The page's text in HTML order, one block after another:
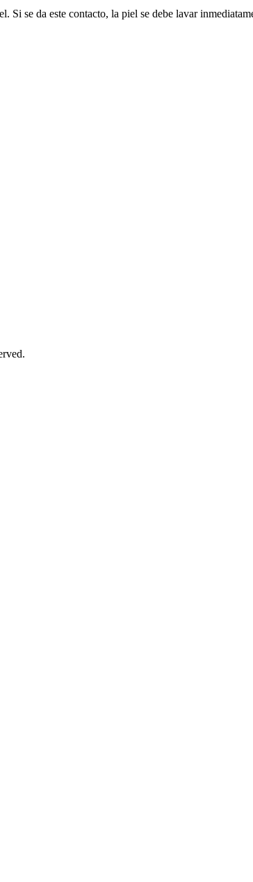
Si se da este contacto, la piel se debe lavar